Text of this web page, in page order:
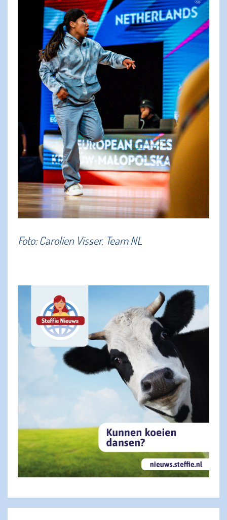
Foto: Carolien Visser, Team NL